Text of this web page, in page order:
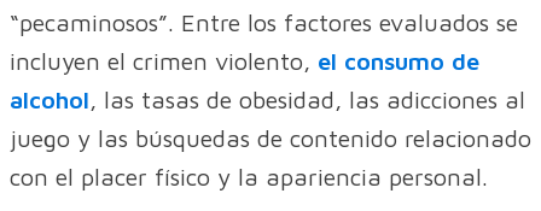
“pecaminosos”. Entre los factores evaluados se
incluyen el crimen violento, el consumo de
alcohol, las tasas de obesidad, las adicciones al
juego y las búsquedas de contenido relacionado
con el placer físico y la apariencia personal.